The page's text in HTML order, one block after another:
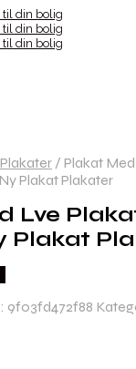
/ Plakat
Plakat Plakater
Lve
Plakat
9f03fd472f88